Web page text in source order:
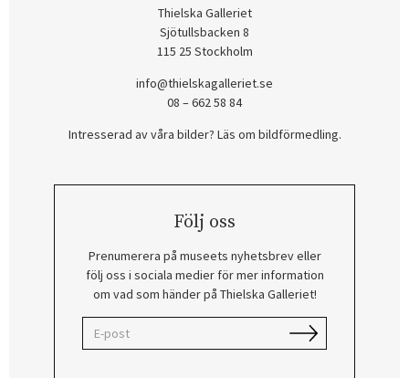
Thielska Galleriet
Sjötullsbacken 8
115 25 Stockholm
info@thielskagalleriet.se
08 – 662 58 84
Intresserad av våra bilder? Läs om bildförmedling.
Följ oss
Prenumerera på museets nyhetsbrev eller
följ oss i sociala medier för mer information
om vad som händer på Thielska Galleriet!